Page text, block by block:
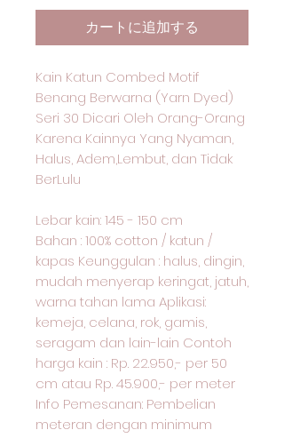
カートに追加する
Kain Katun Combed Motif
Benang Berwarna (Yarn Dyed)
Seri 30 Dicari Oleh Orang-Orang
Karena Kainnya Yang Nyaman,
Halus, Adem,Lembut, dan Tidak
BerLulu
Lebar kain: 145 - 150 cm
Bahan : 100% cotton / katun /
kapas Keunggulan : halus, dingin,
mudah menyerap keringat, jatuh,
warna tahan lama Aplikasi:
kemeja, celana, rok, gamis,
seragam dan lain-lain Contoh
harga kain : Rp. 22.950,- per 50
cm atau Rp. 45.900,- per meter
Info Pemesanan: Pembelian
meteran dengan minimum